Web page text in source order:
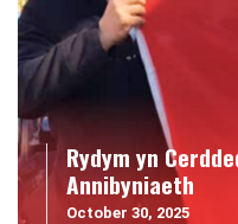
Rydym yn
Annibyniaeth
October 30, 2025